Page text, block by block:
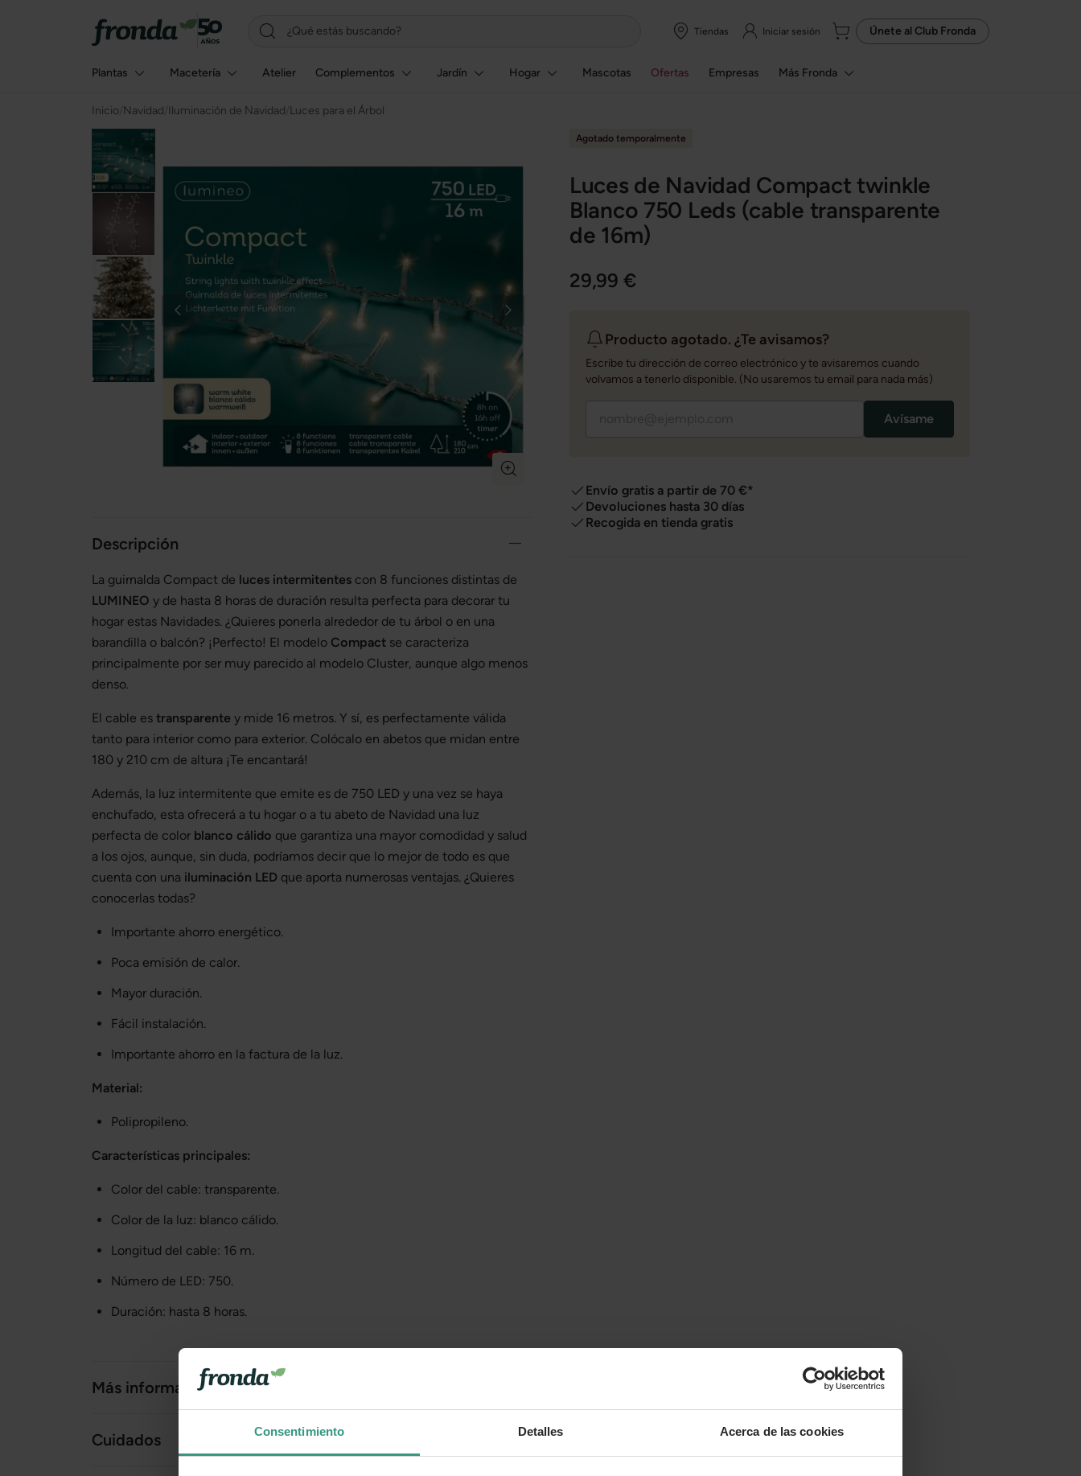
Consentimiento Detalles Acerca de las cookies
Tiendas Iniciar sesión Únete al Club Fronda
Plantas Macetería Atelier Complementos Jardín Hogar Mascotas Ofertas Empresas Más Fronda
Inicio Navidad Iluminación de Navidad Luces para el Árbol
Agotado temporalmente
Luces de Navidad Compact twinkle
Blanco 750 Leds (cable transparente
de 16m)
29,99 €
Producto agotado. ¿Te avisamos?
Escribe tu dirección de correo electrónico y te avisaremos cuando
volvamos a tenerlo disponible. (No usaremos tu email para nada más)
Avísame
Envío gratis a partir de 70 €*
Devoluciones hasta 30 días
Recogida en tienda gratis
Descripción
La guirnalda Compact de luces intermitentes con 8 funciones distintas de
LUMINEO y de hasta 8 horas de duración resulta perfecta para decorar tu
hogar estas Navidades. ¿Quieres ponerla alrededor de tu árbol o en una
barandilla o balcón? ¡Perfecto! El modelo Compact se caracteriza
principalmente por ser muy parecido al modelo Cluster, aunque algo menos
denso.
El cable es transparente y mide 16 metros. Y sí, es perfectamente válida
tanto para interior como para exterior. Colócalo en abetos que midan entre
180 y 210 cm de altura ¡Te encantará!
Además, la luz intermitente que emite es de 750 LED y una vez se haya
enchufado, esta ofrecerá a tu hogar o a tu abeto de Navidad una luz
perfecta de color blanco cálido que garantiza una mayor comodidad y salud
a los ojos, aunque, sin duda, podríamos decir que lo mejor de todo es que
cuenta con una iluminación LED que aporta numerosas ventajas. ¿Quieres
conocerlas todas?
Importante ahorro energético.
Poca emisión de calor.
Mayor duración.
Fácil instalación.
Importante ahorro en la factura de la luz.
Material:
Polipropileno.
Características principales:
Color del cable: transparente.
Color de la luz: blanco cálido.
Longitud del cable: 16 m.
Número de LED: 750.
Duración: hasta 8 horas.
Más información
Cuidados